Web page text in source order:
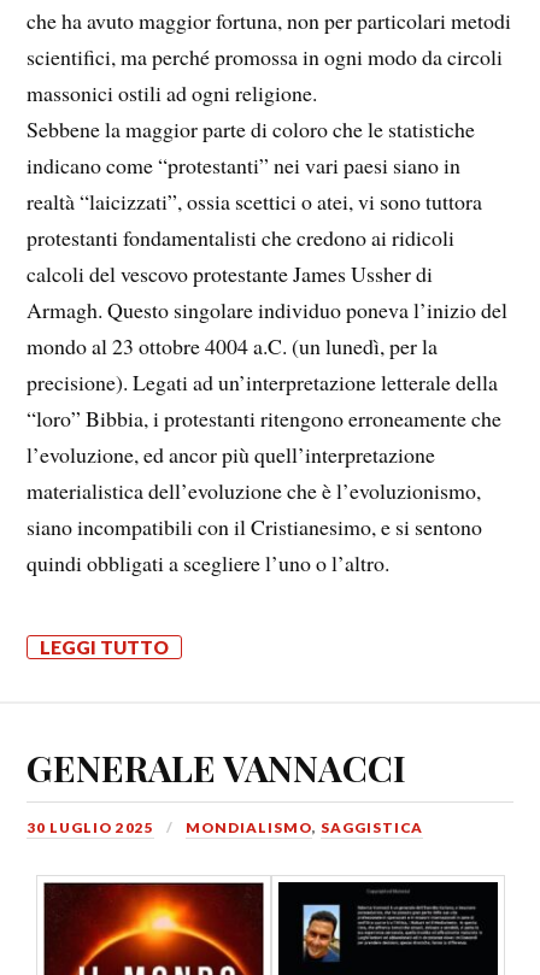
che ha avuto maggior fortuna, non per particolari metodi
scientifici, ma perché promossa in ogni modo da circoli
massonici ostili ad ogni religione.
Sebbene la maggior parte di coloro che le statistiche
indicano come “protestanti” nei vari paesi siano in
realtà “laicizzati”, ossia scettici o atei, vi sono tuttora
protestanti fondamentalisti che credono ai ridicoli
calcoli del vescovo protestante James Ussher di
Armagh. Questo singolare individuo poneva l’inizio del
mondo al 23 ottobre 4004 a.C. (un lunedì, per la
precisione). Legati ad un’interpretazione letterale della
“loro” Bibbia, i protestanti ritengono erroneamente che
l’evoluzione, ed ancor più quell’interpretazione
materialistica dell’evoluzione che è l’evoluzionismo,
siano incompatibili con il Cristianesimo, e si sentono
quindi obbligati a scegliere l’uno o l’altro.
LEGGI TUTTO
GENERALE VANNACCI
30 LUGLIO 2025 MONDIALISMO, SAGGISTICA